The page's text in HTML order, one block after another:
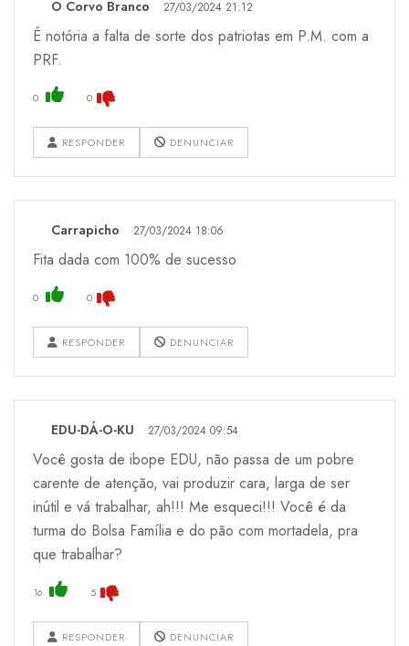
O Corvo Branco 27/03/2024 21:12
É notória a falta de sorte dos patriotas em P.M. com a
PRF.
0 0
RESPONDER DENUNCIAR
Carrapicho 27/03/2024 18:06
Fita dada com 100% de sucesso
0 0
RESPONDER DENUNCIAR
EDU-DÁ-O-KU 27/03/2024 09:54
Você gosta de ibope EDU, não passa de um pobre
carente de atenção, vai produzir cara, larga de ser
inútil e vá trabalhar, ah!!! Me esqueci!!! Você é da
turma do Bolsa Família e do pão com mortadela, pra
que trabalhar?
16 5
RESPONDER DENUNCIAR